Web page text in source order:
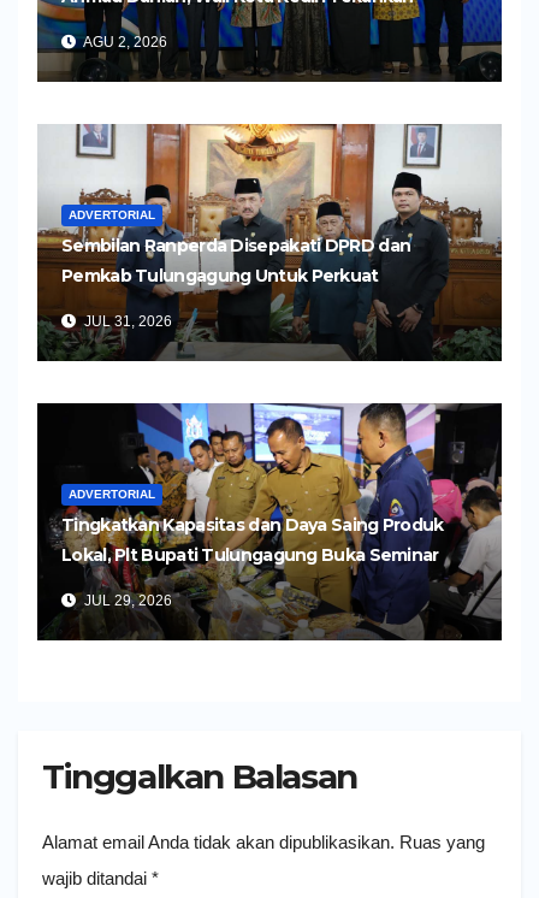
Pelayanan Kesehatan yang Humanis
AGU 2, 2026
ADVERTORIAL
Sembilan Ranperda Disepakati DPRD dan
Pemkab Tulungagung Untuk Perkuat
Pembangunan Daerah
JUL 31, 2026
ADVERTORIAL
Tingkatkan Kapasitas dan Daya Saing Produk
Lokal, Plt Bupati Tulungagung Buka Seminar
Impor dan Ekspor Produk UMKM
JUL 29, 2026
Tinggalkan Balasan
Alamat email Anda tidak akan dipublikasikan. Ruas yang
wajib ditandai *